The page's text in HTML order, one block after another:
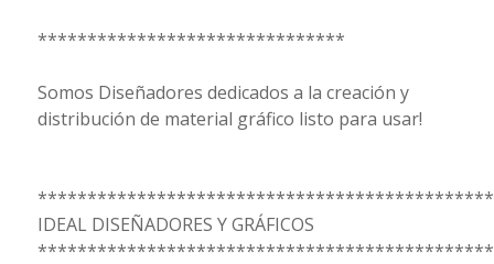
*******************************
Somos Diseñadores dedicados a la creación y
distribución de material gráfico listo para usar!
IDEAL DISEÑADORES Y GRÁFICOS